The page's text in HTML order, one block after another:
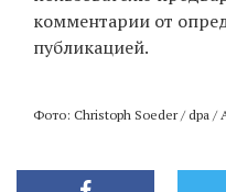
комментарии от
публикацией.
Фото: Christoph Soeder / dpa /